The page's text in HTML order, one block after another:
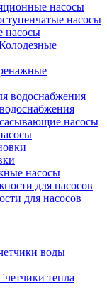
насосы
насосы
насосы
насосы
насосы
для насосов
воды
тепла